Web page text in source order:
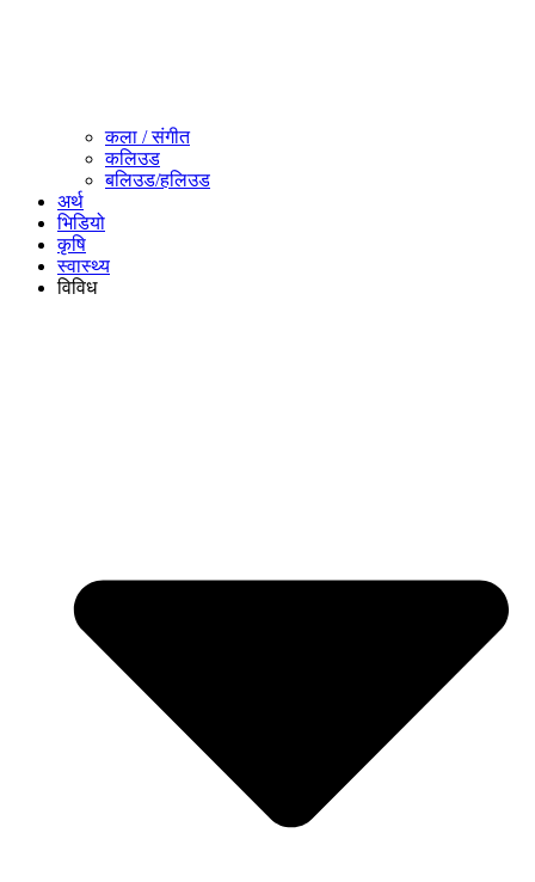
कला / संगीत​
कलिउड
बलिउड/हलिउड
अर्थ
भिडियो
कृषि
स्वास्थ्य
विविध